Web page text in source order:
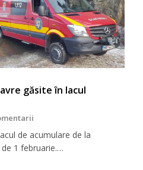
găsite în lacul
de acumulare de la
de 1 februarie.…